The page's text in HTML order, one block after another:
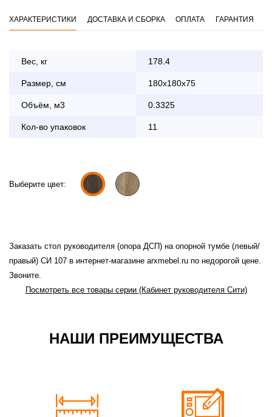
ХАРАКТЕРИСТИКИ ДОСТАВКА И СБОРКА ОПЛАТА ГАРАНТИЯ
Вес, кг 178.4
Размер, см 180x180x75
Объём, м3 0.3325
Кол-во упаковок 11
По Москве в пределах МКАД осуществляется в будние
Свыше 90 000 руб.
До 90 000 руб.
2 000 руб. + 30руб./1км
(в обе стороны)
Свыше 90 000 руб.
(в обе стороны)
Выберите цвет:
Заказать стол руководителя (опора ДСП) на опорной тумбе (левый/
правый) СИ 107 в интернет-магазине arxmebel.ru по недорогой цене.
Звоните.
Посмотреть все товары серии (Кабинет руководителя Сити)
НАШИ ПРЕИМУЩЕСТВА